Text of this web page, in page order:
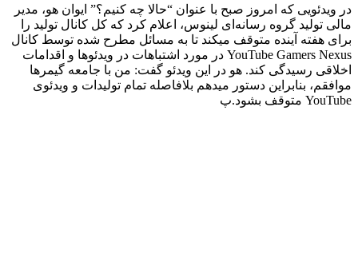
در ویدئویی که امروز صبح با عنوان “حالا چه کنیم؟” ایوان هو، مدیر
مالی تولید گروه رسانه‌ای لینوس، اعلام کرد که کل کانال تولید را
برای هفته آینده متوقف می­کند تا به مسائل مطرح شده توسط کانال
YouTube Gamers Nexus در مورد اشتباهات در ویدئوها و اقدامات
اخلاقی رسیدگی کند. هو در این ویدئو گفت: من با جامعه گیمرها
موافقم، بنابراین دستور می­دهم بلافاصله تمام تولیدات و ویدئوی
YouTube متوقف بشود.پ